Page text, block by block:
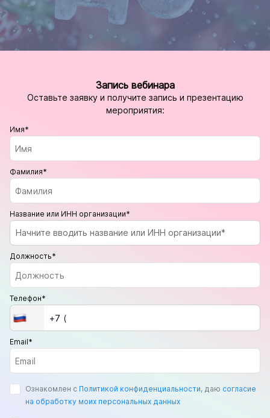
Запись вебинара
Оставьте заявку и получите запись и презентацию
мероприятия:
Имя*
Фамилия*
Название или ИНН организации*
Начните вводить название или ИНН организации*
Должность*
Телефон*
Email*
Ознакомлен с Политикой конфиденциальности, даю согласие
на обработку моих персональных данных